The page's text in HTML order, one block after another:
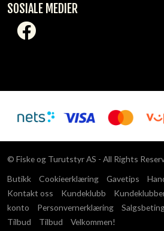
SOSIALE MEDIER
© Fiske og Turutstyr AS - All Rights
Butikk
Cookieerklæring Gavetips
Kontakt oss
Kundeklubb
konto
Personvernerklæring
Tilbud
Tilbud Velkommen!